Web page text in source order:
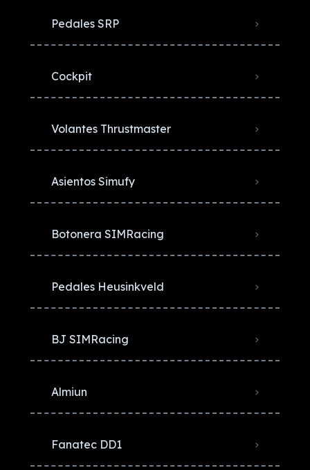
Pedales SRP
Cockpit
Volantes Thrustmaster
Asientos Simufy
Botonera SIMRacing
Pedales Heusinkveld
BJ SIMRacing
Almiun
Fanatec DD1